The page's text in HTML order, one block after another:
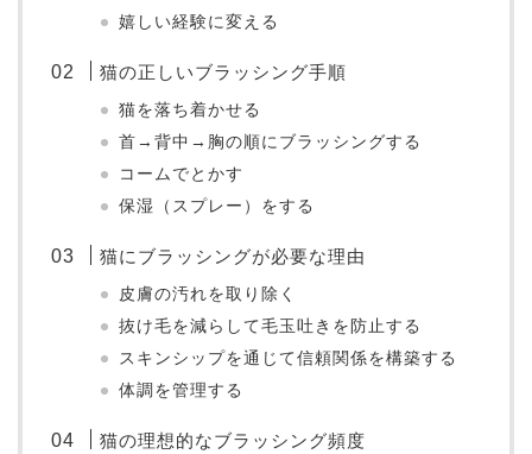
嬉しい経験に変える
猫の正しいブラッシング手順
猫を落ち着かせる
首→背中→胸の順にブラッシングする
コームでとかす
保湿（スプレー）をする
猫にブラッシングが必要な理由
皮膚の汚れを取り除く
抜け毛を減らして毛玉吐きを防止する
スキンシップを通じて信頼関係を構築する
体調を管理する
猫の理想的なブラッシング頻度